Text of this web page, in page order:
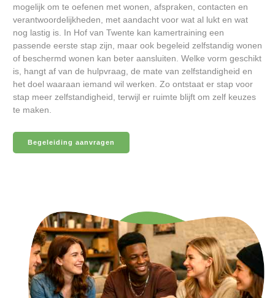
mogelijk om te oefenen met wonen, afspraken, contacten en
verantwoordelijkheden, met aandacht voor wat al lukt en wat
nog lastig is. In Hof van Twente kan kamertraining een
passende eerste stap zijn, maar ook begeleid zelfstandig wonen
of beschermd wonen kan beter aansluiten. Welke vorm geschikt
is, hangt af van de hulpvraag, de mate van zelfstandigheid en
het doel waaraan iemand wil werken. Zo ontstaat er stap voor
stap meer zelfstandigheid, terwijl er ruimte blijft om zelf keuzes
te maken.
Begeleiding aanvragen